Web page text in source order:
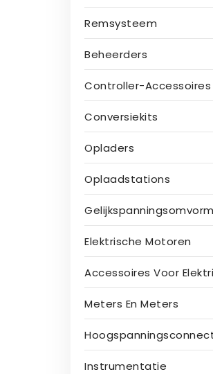
Remsysteem
Beheerders
Controller-Accessoires
Conversiekits
Opladers
Oplaadstations
Gelijkspanningsomvormers
Elektrische Motoren
Accessoires Voor Elektrische Motoren
Meters En Meters
Instrumentatie